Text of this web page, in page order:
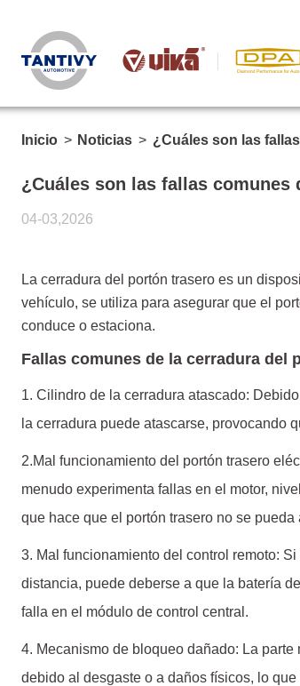
Inicio > Noticias > ¿Cuáles son las
¿Cuáles son las fallas
04-03,2026
La cerradura del portón trasero es un
vehículo, se utiliza para asegurar que el
conduce o estaciona.
Fallas comunes de la cerradura del
1. Cilindro de la cerradura atascado:
la cerradura puede atascarse, provocando
2.Mal funcionamiento del portón trasero
menudo experimenta fallas en el motor,
que hace que el portón trasero no se
3. Mal funcionamiento del control remoto:
distancia, puede deberse a que la batería
falla en el módulo de control central.
4. Mecanismo de bloqueo dañado: La
debido al desgaste o a daños físicos, lo